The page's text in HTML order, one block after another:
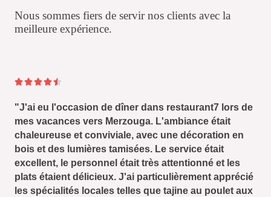
Nous sommes fiers de servir nos clients avec la
meilleure expérience.

"J'ai eu l'occasion de dîner dans restaurant7 lors de
mes vacances vers Merzouga. L'ambiance était
chaleureuse et conviviale, avec une décoration en
bois et des lumières tamisées. Le service était
excellent, le personnel était très attentionné et les
plats étaient délicieux. J'ai particulièrement apprécié
les spécialités locales telles que tajine au poulet aux